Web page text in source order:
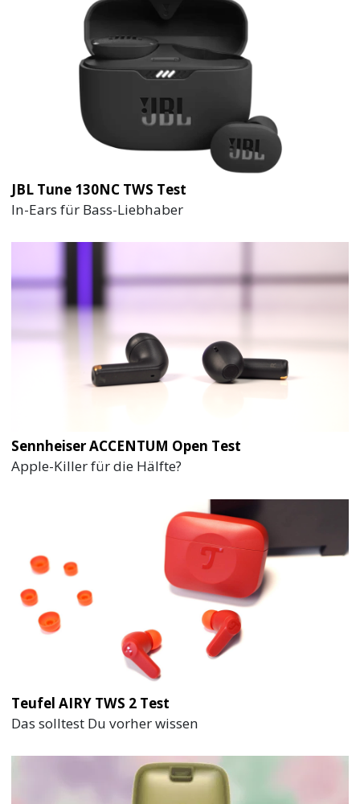
JBL Tune 130NC TWS Test
In-Ears für Bass-Liebhaber
Sennheiser ACCENTUM Open Test
Apple-Killer für die Hälfte?
Teufel AIRY TWS 2 Test
Das solltest Du vorher wissen